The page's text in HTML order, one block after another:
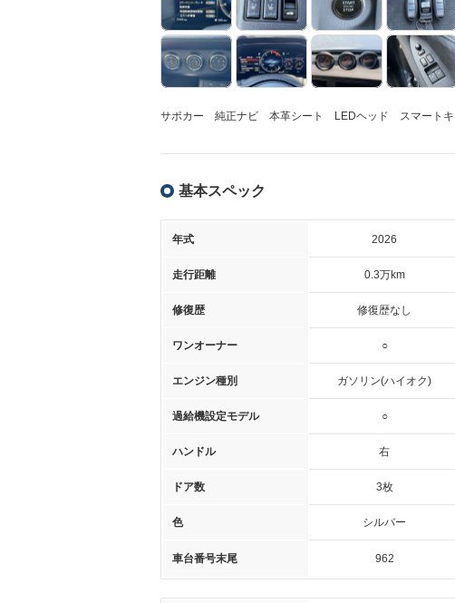
サポカー 純正ナビ 本革シート LEDヘッド スマート
基本スペック
年式 2026
走行距離 0.3万km
修復歴 修復歴なし
ワンオーナー ○
エンジン種別 ガソリン(ハイオク)
過給機設定モデル ○
ハンドル 右
ドア数 3枚
色 シルバー
車台番号末尾 962